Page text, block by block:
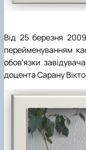
Від 25 березня
перейменуванням
обов'язки
доцента Сарану